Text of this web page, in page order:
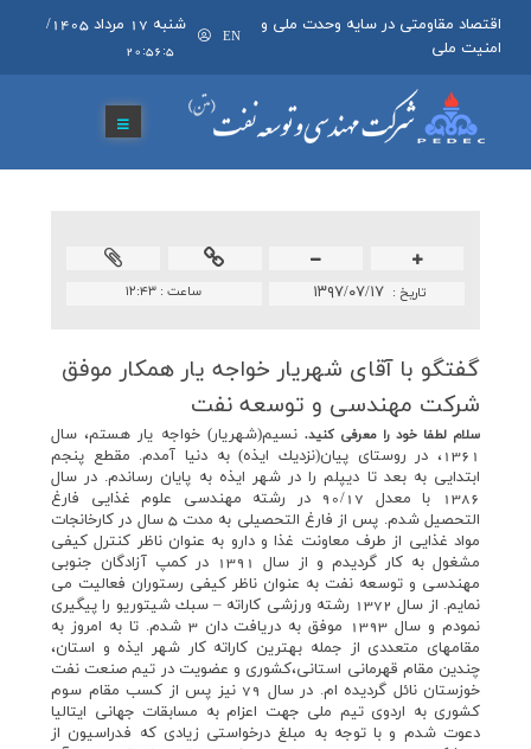
اقتصاد مقاومتی در سایه وحدت ملی و
امنیت ملی
EN
شنبه 17 مرداد 1405 /
20:56:5
ساعت : ۱۲:۴۳ تاريخ : ۱۳۹۷/۰۷/۱۷
گفتگو با آقای شهریار خواجه یار همكار موفق
شركت مهندسی و توسعه نفت
سلام لطفا خود را معرفي كنيد. نسيم(شهريار) خواجه يار هستم، سال
1361، در روستاي پيان(نزديك ايذه) به دنيا آمدم. مقطع پنجم
ابتدايي به بعد تا ديپلم را در شهر ايذه به پايان رساندم. در سال
1386 با معدل 90/17 در رشته مهندسي علوم غذايي فارغ
التحصيل شدم. پس از فارغ التحصيلي به مدت 5 سال در كارخانجات
مواد غذايي از طرف معاونت غذا و دارو به عنوان ناظر كنترل كيفي
مشغول به كار گرديدم و از سال 1391 در كمپ آزادگان جنوبي
مهندسي و توسعه نفت به عنوان ناظر كيفي رستوران فعاليت مي
نمايم. از سال 1372 رشته ورزشي كاراته – سبك شيتوريو را پيگيري
نمودم و سال 1393 موفق به دريافت دان 3 شدم. تا به امروز به
مقامهاي متعددي از جمله بهترين كاراته كار شهر ايذه و استان،
چندين مقام قهرماني استاني،كشوري و عضويت در تيم صنعت نفت
خوزستان نائل گرديده ام. در سال 79 نيز پس از كسب مقام سوم
كشوري به اردوي تيم ملي جهت اعزام به مسابقات جهاني ايتاليا
دعوت شدم و با توجه به مبلغ درخواستي زيادي كه فدراسيون از